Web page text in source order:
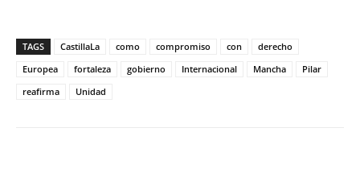
TAGS CastillaLa como compromiso con
derecho
Europea
fortaleza gobierno Internacional Mancha
Pilar
reafirma
Unidad